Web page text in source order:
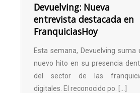
Devuelving: Nueva
entrevista destacada en
FranquiciasHoy
Esta semana, Devuelving suma
nuevo hito en su presencia
del sector de las
digitales. El reconocido po. [...]